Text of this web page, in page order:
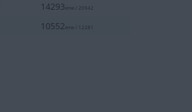
14293eme / 20942
10552eme / 12281